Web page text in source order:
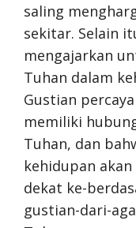
saling
sekitar. Selain
mengajarkan
Tuhan dalam
Gustian
memiliki
Tuhan, dan
kehidupan
dekat ke-
gustian-dari-